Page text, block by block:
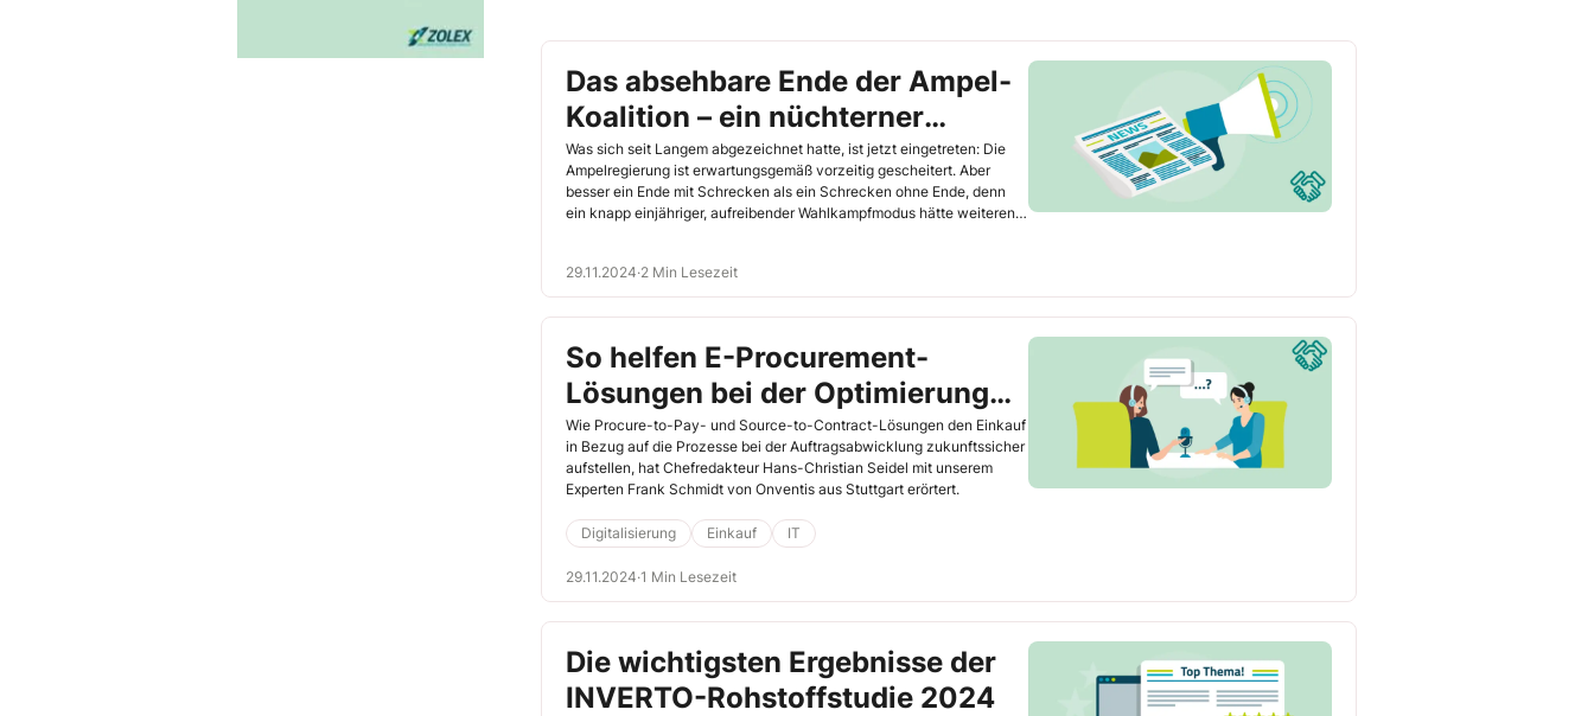
Das absehbare Ende der Ampel-
Koalition – ein nüchterner
Rückblick
Was sich seit Langem abgezeichnet hatte, ist jetzt eingetreten: Die
Ampelregierung ist erwartungsgemäß vorzeitig gescheitert. Aber
besser ein Ende mit Schrecken als ein Schrecken ohne Ende, denn
ein knapp einjähriger, aufreibender Wahlkampfmodus hätte weiteren
Bank zu schieben und mit den anstehenden Neuwahlen noch bis zum
März 2025 zu warten.
29.11.2024·2 Min Lesezeit
So helfen E-Procurement-
Lösungen bei der Optimierung
Ihrer Beschaffungsprozesse
Wie Procure-to-Pay- und Source-to-Contract-Lösungen den Einkauf
in Bezug auf die Prozesse bei der Auftragsabwicklung zukunftssicher
aufstellen, hat Chefredakteur Hans-Christian Seidel mit unserem
Experten Frank Schmidt von Onventis aus Stuttgart erörtert.
Digitalisierung Einkauf IT
29.11.2024·1 Min Lesezeit
Die wichtigsten Ergebnisse der
INVERTO-Rohstoffstudie 2024